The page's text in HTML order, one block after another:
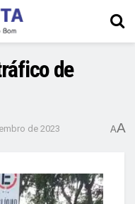
de
de 2023 AA